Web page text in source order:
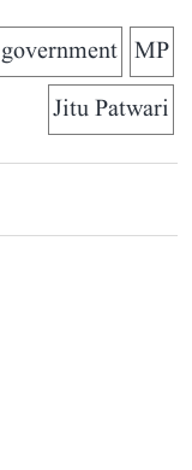
MP
government
Jitu Patwari